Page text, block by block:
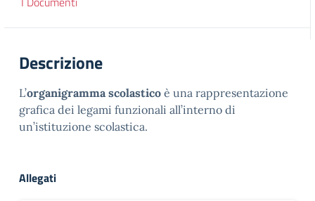
Descrizione
L’organigramma scolastico è una rappresentazione
grafica dei legami funzionali all’interno di
un’istituzione scolastica.
Allegati